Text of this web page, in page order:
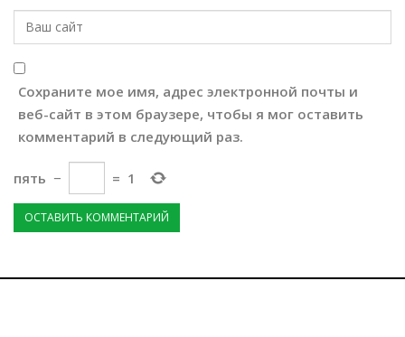
Сохраните мое имя, адрес электронной почты и
веб-сайт в этом браузере, чтобы я мог оставить
комментарий в следующий раз.
пять − = 1